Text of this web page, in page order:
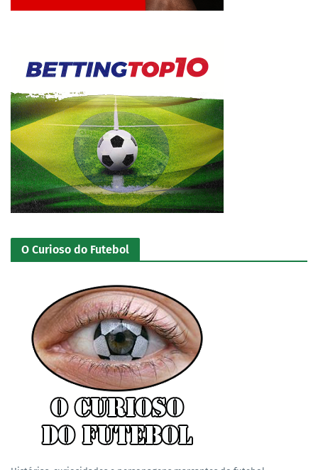
Jogue com responsabilidade. 18+
O Curioso do Futebol